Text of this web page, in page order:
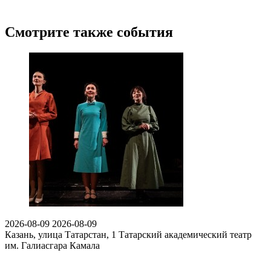
Смотрите также события
2026-08-09 2026-08-09
Казань, улица Татарстан, 1 Татарский академический театр
им. Галиасгара Камала